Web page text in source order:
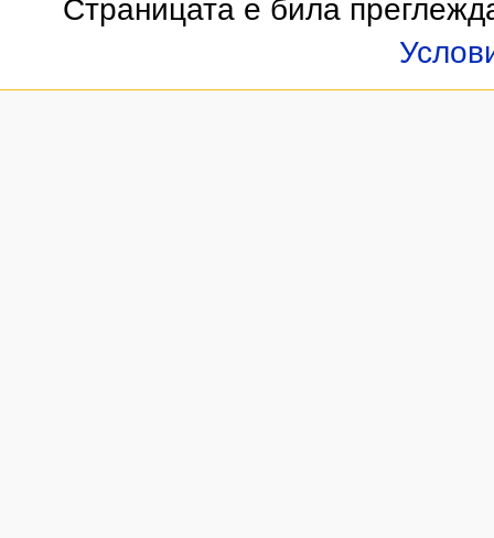
Страницата е била